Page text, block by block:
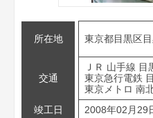
所在地 東京都目黒区
交通
ＪＲ 山手線 目
東京急行電鉄
東京メトロ 南
竣工日
2008年02月29